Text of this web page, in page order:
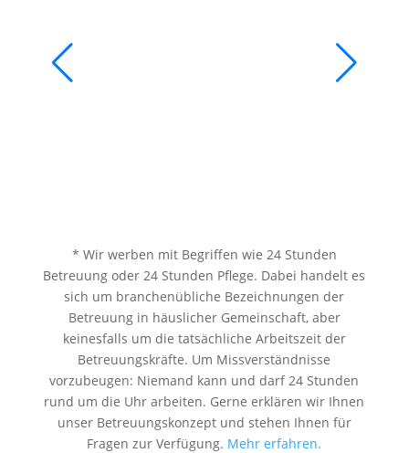
* Wir werben mit Begriffen wie 24 Stunden
Betreuung oder 24 Stunden Pflege. Dabei handelt es
sich um branchenübliche Bezeichnungen der
Betreuung in häuslicher Gemeinschaft, aber
keinesfalls um die tatsächliche Arbeitszeit der
Betreuungskräfte. Um Missverständnisse
vorzubeugen: Niemand kann und darf 24 Stunden
rund um die Uhr arbeiten. Gerne erklären wir Ihnen
unser Betreuungskonzept und stehen Ihnen für
Fragen zur Verfügung. Mehr erfahren.